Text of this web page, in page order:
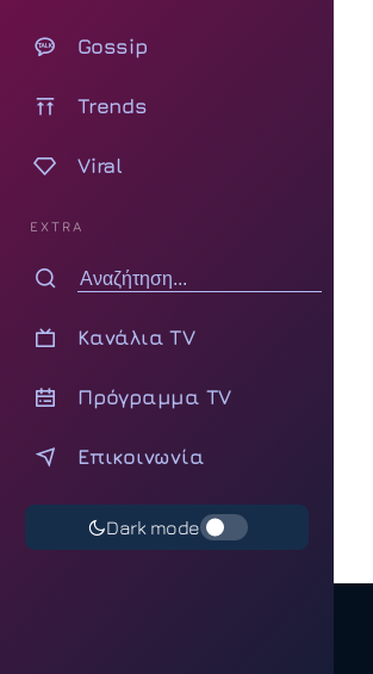
Gossip
Trends
Viral
EXTRA
Κανάλια TV
Πρόγραμμα TV
Επικοινωνία
Dark mode